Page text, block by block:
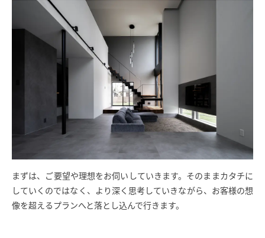
まずは、ご要望や理想をお伺いしていきます。そのままカタチに
していくのではなく、より深く思考していきながら、お客様の想
像を超えるプランへと落とし込んで行きます。